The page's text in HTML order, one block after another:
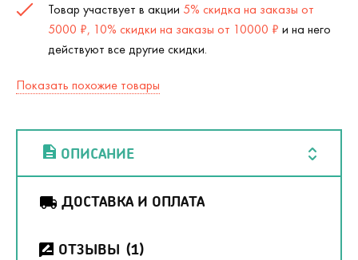
Товар участвует в акции 5% скидка на заказы от
5000 ₽, 10% скидки на заказы от 10000 ₽ и на него
действуют все другие скидки.
Показать похожие товары
ОПИСАНИЕ
ДОСТАВКА И ОПЛАТА
ОТЗЫВЫ (1)